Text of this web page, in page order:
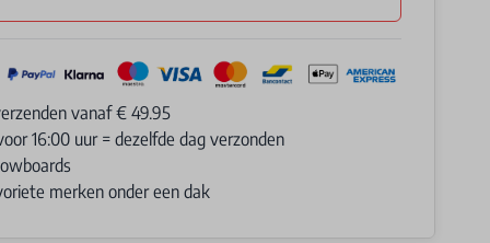
vanaf € 49.95
16:00 uur = dezelfde dag verzonden
merken onder een dak